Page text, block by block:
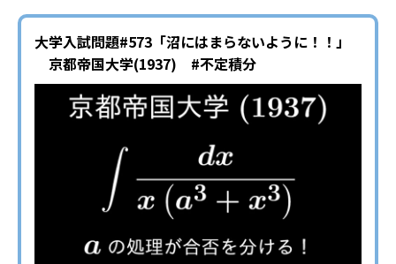
大学入試問題#573「沼にはまらないように！！」
京都帝国大学(1937) #不定積分